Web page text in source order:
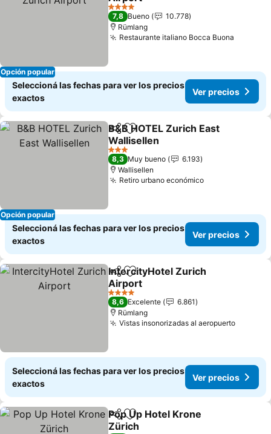
Opción popular
Ver precios
4 Estrellas
7,8 Bueno
10.778
Rümlang
Restaurante italiano Bocca Buona
Seleccioná las fechas para ver los precios
exactos
Ver precios
Opción popular
CompartirAñadir a favoritos
B&B HOTEL Zurich East
Wallisellen
Ver precios
3 Estrellas
8,3 Muy bueno
6.193
Wallisellen
Retiro urbano económicoVer precios
Seleccioná las fechas para ver los precios
exactos
Ver precios
CompartirAñadir a favoritos
IntercityHotel Zurich
Airport
Ver precios
4 Estrellas
8,6 Excelente
6.861
Rümlang
Vistas insonorizadas al aeropuertoVer
Seleccioná las fechas para ver los precios
exactos
Ver precios
CompartirAñadir a favoritos
Pop Up Hotel Krone
Zürich